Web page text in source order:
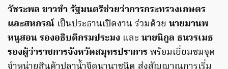
วัชระพล ขาวขำ รัฐมนตรีช่วยว่าการกระทรวงเกษตร
และสหกรณ์ เป็นประธานเปิดงาน ร่วมด้วย นายมานพ
หนูสอน รองอธิบดีกรมประมง และ นายนิกูล ธนวรเมธ
รองผู้ว่าราชการจังหวัดสมุทรปราการพร้อมเยี่ยมชมจุด